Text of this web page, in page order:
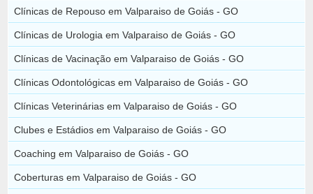
Clínicas de Repouso em Valparaiso de Goiás - GO
Clínicas de Urologia em Valparaiso de Goiás - GO
Clínicas de Vacinação em Valparaiso de Goiás - GO
Clínicas Odontológicas em Valparaiso de Goiás - GO
Clínicas Veterinárias em Valparaiso de Goiás - GO
Clubes e Estádios em Valparaiso de Goiás - GO
Coaching em Valparaiso de Goiás - GO
Coberturas em Valparaiso de Goiás - GO